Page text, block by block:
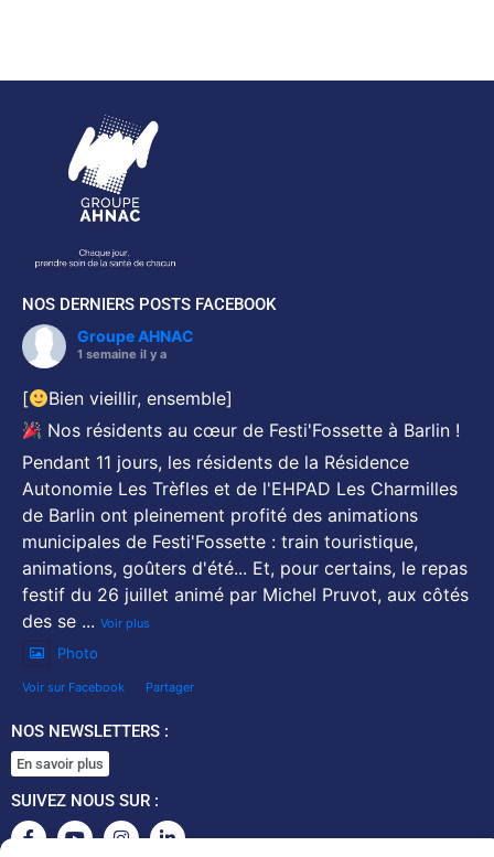
NOS DERNIERS POSTS FACEBOOK
Groupe AHNAC
1 semaine il y a
[
Bien vieillir, ensemble]
Nos résidents au cœur de Festi'Fossette à Barlin !
Pendant 11 jours, les résidents de la Résidence
Autonomie Les Trèfles et de l'EHPAD Les Charmilles
de Barlin ont pleinement profité des animations
municipales de Festi'Fossette : train touristique,
animations, goûters d'été... Et, pour certains, le repas
festif du 26 juillet animé par Michel Pruvot, aux côtés
des se ... Voir plus
Photo
Voir sur Facebook · Partager
NOS NEWSLETTERS :
En savoir plus
SUIVEZ NOUS SUR :